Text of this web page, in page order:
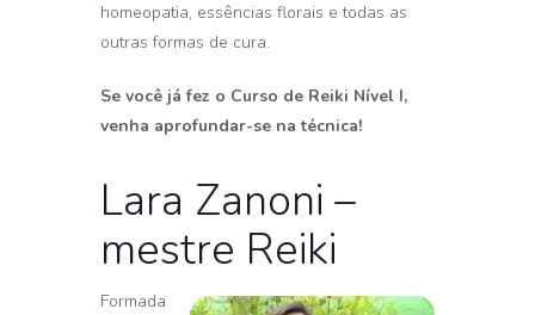
homeopatia, essências florais e todas as
outras formas de cura.
Se você já fez o Curso de Reiki Nível I,
venha aprofundar-se na técnica!
Lara Zanoni –
mestre Reiki
Formada